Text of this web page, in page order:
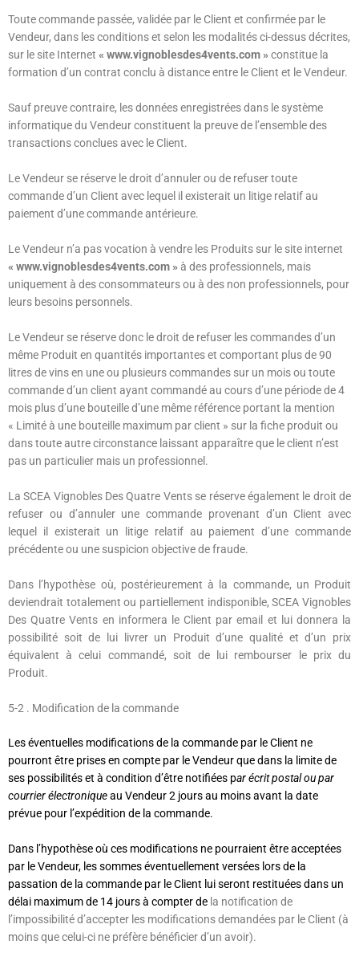
Toute commande passée, validée par le Client et confirmée par le
Vendeur, dans les conditions et selon les modalités ci-dessus décrites,
sur le site Internet « www.vignoblesdes4vents.com »constitue la
formation d’un contrat conclu à distance entre le Client et le Vendeur.
Sauf preuve contraire, les données enregistrées dans le système
informatique du Vendeur constituent la preuve de l’ensemble des
transactions conclues avec le Client.
Le Vendeur se réserve le droit d’annuler ou de refuser toute
commande d’un Client avec lequel il existerait un litige relatif au
paiement d’une commande antérieure.
Le Vendeur n’a pas vocation à vendre les Produits sur le site internet
« www.vignoblesdes4vents.com »à des professionnels, mais
uniquement à des consommateurs ou à des non professionnels, pour
leurs besoins personnels.
Le Vendeur se réserve donc le droit de refuser les commandes d’un
même Produit en quantités importantes et comportant plus de 90
litres de vins en une ou plusieurs commandes sur un mois ou toute
commande d’un client ayant commandé au cours d’une période de 4
mois plus d’une bouteille d’une même référence portant la mention
« Limité à une bouteille maximum par client » sur la fiche produit ou
dans toute autre circonstance laissant apparaître que le client n’est
pas un particulier mais un professionnel.
La SCEA Vignobles Des Quatre Vents se réserve également le droit de
refuser ou d’annuler une commande provenant d’un Client avec
lequel il existerait un litige relatif au paiement d’une commande
précédente ou une suspicion objective de fraude.
Dans l’hypothèse où, postérieurement à la commande, un Produit
deviendrait totalement ou partiellement indisponible, SCEA Vignobles
Des Quatre Vents en informera le Client par email et lui donnera la
possibilité soit de lui livrer un Produit d’une qualité et d’un prix
équivalent à celui commandé, soit de lui rembourser le prix du
Produit.
5-2 . Modification de la commande
Les éventuelles modifications de la commande par le Client ne
pourront être prises en compte par le Vendeur que dans la limite de
ses possibilités et à condition d’être notifiées par écrit postal ou par
courrier électroniqueau Vendeur2 jours au moins avant la date
prévue pour l’expédition de la commande.
Dans l’hypothèse où ces modifications ne pourraient être acceptées
par le Vendeur, les sommes éventuellement versées lors de la
passation de la commande par le Client lui seront restituées dans un
délai maximum de 14 joursà compter de la notification de
l’impossibilité d’accepter les modifications demandées par le Client (à
moins que celui-ci ne préfère bénéficier d’un avoir).